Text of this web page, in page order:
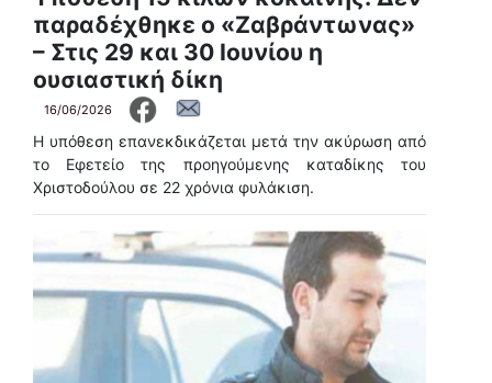
παραδέχθηκε ο «Ζαβράντωνας»
– Στις 29 και 30 Ιουνίου η
ουσιαστική δίκη
16/06/2026
H υπόθεση επανεκδικάζεται μετά την ακύρωση από
το Εφετείο της προηγούμενης καταδίκης του
Χριστοδούλου σε 22 χρόνια φυλάκιση.